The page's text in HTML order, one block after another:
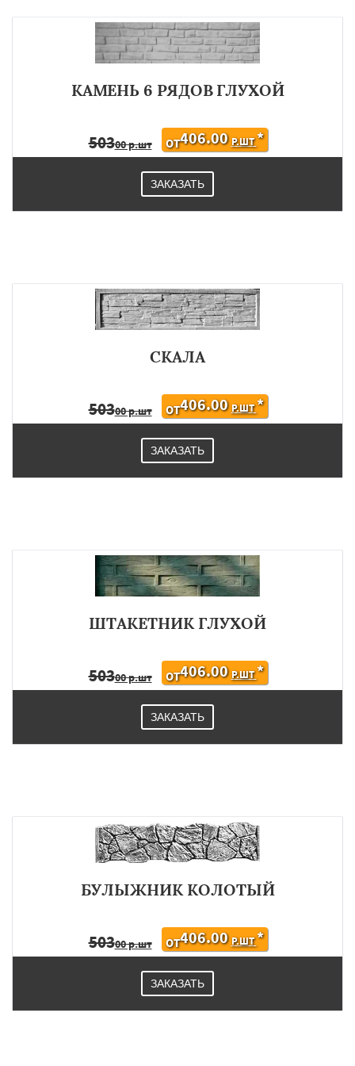
КАМЕНЬ 6 РЯДОВ ГЛУХОЙ
50300 р.шт ОТ406.00 Р.ШТ*
ЗАКАЗАТЬ
СКАЛА
50300 р.шт ОТ406.00 Р.ШТ*
ЗАКАЗАТЬ
ШТАКЕТНИК ГЛУХОЙ
50300 р.шт ОТ406.00 Р.ШТ*
ЗАКАЗАТЬ
БУЛЫЖНИК КОЛОТЫЙ
50300 р.шт ОТ406.00 Р.ШТ*
ЗАКАЗАТЬ